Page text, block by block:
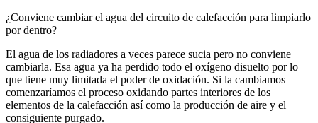
¿Conviene cambiar el agua del circuito de calefacción para limpiarlo
por dentro?
El agua de los radiadores a veces parece sucia pero no conviene
cambiarla. Esa agua ya ha perdido todo el oxígeno disuelto por lo
que tiene muy limitada el poder de oxidación. Si la cambiamos
comenzaríamos el proceso oxidando partes interiores de los
elementos de la calefacción así como la producción de aire y el
consiguiente purgado.